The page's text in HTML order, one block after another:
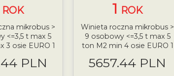
ROK
mikrobus >
<=3,5 t max 5
3 osie EURO 1
PLN
1 ROK
Winieta roczna mikrobus >
9 osobowy <=3,5 t max 5
ton M2 min 4 osie EURO 1
5657.44 PLN